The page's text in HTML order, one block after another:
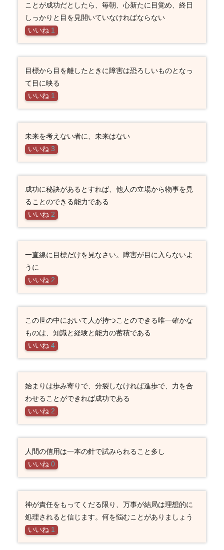
ことが成功だとしたら、毎朝、心新たに目覚め、終日
しっかりと目を見開いていなければならない
いいね 1
目標から目を離したときに障害は恐ろしいものとなっ
て目に映る
いいね 1
未来を考えない者に、未来はない
いいね 3
成功に秘訣があるとすれば、他人の立場から物事を見
ることのできる能力である
いいね 2
一直線に目標だけを見なさい。障害が目に入らないよ
うに
いいね 2
この世の中において人が持つことのできる唯一確かな
ものは、知識と経験と能力の蓄積である
いいね 4
始まりは歩み寄りで、分裂しなければ進歩で、力を合
わせることができれば成功である
いいね 2
人間の信用は一本の針で試みられること多し
いいね 0
神が責任をもってくだる限り、万事が結局は理想的に
処理されると信じます。何を悩むことがありましょう
いいね 1